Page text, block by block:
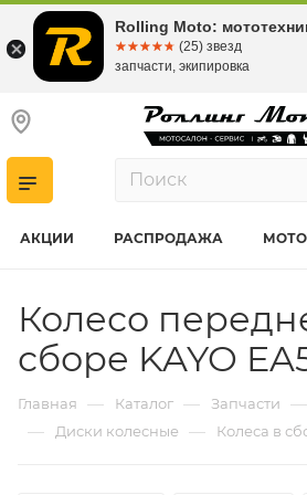
АКЦИИ РАСПРОДАЖА
Колесо
сборе KAYO
Главная — Каталог — Запчасти —
— Диски колесные — Колеса в
Rolling Moto:
☆☆☆☆☆
★★★★★ (25) звезд
запчасти, экипировка